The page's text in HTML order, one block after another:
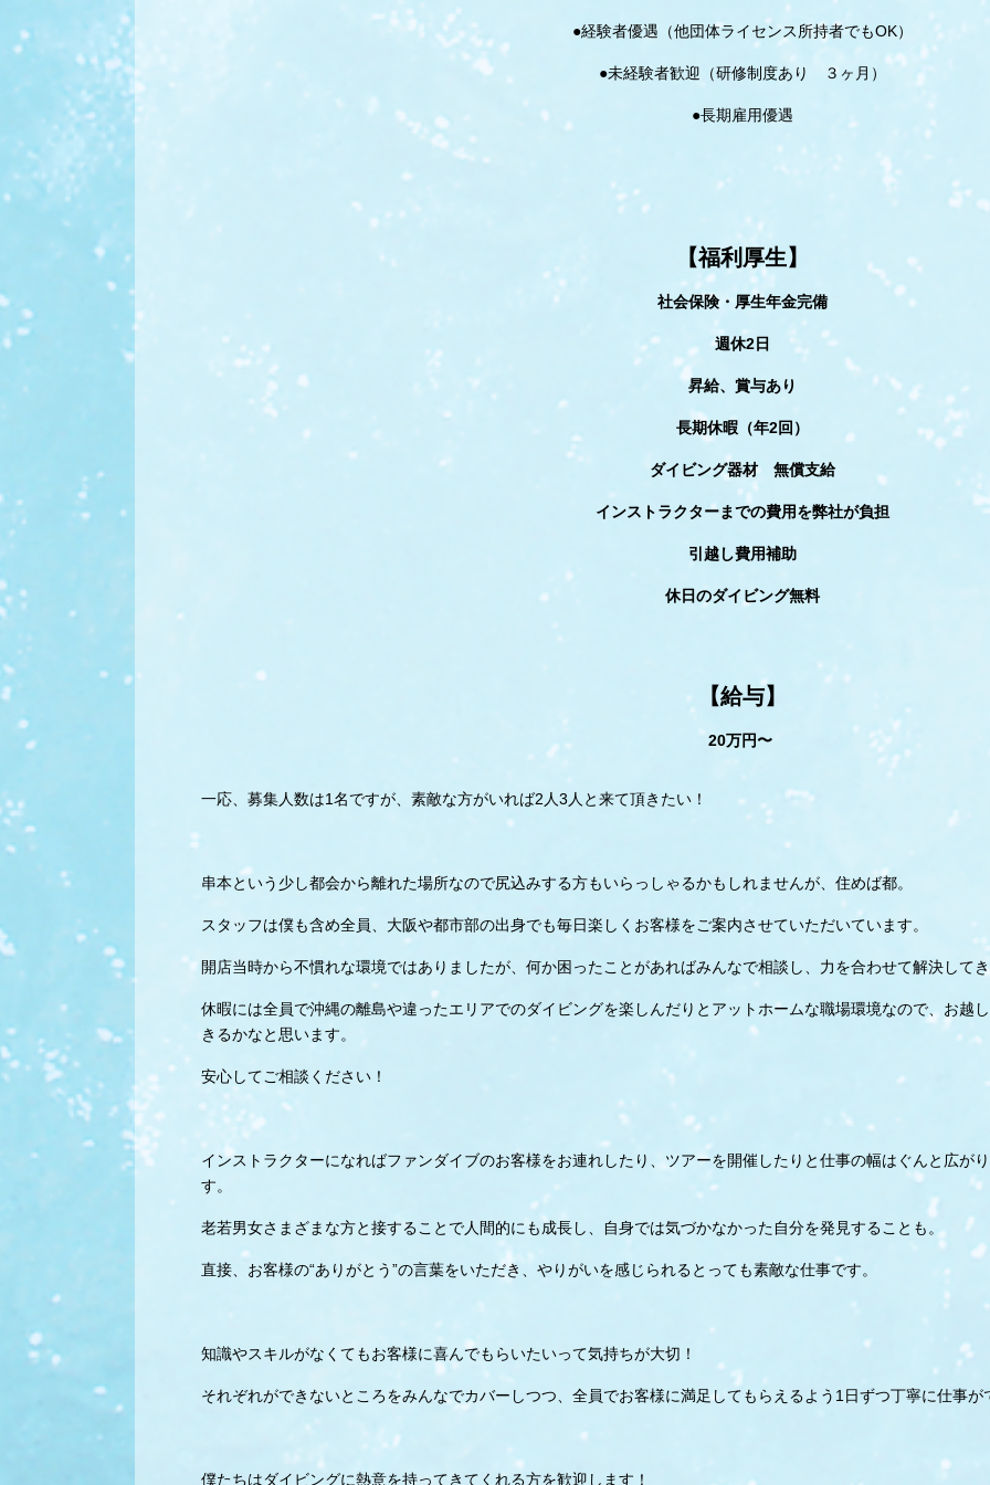
●経験者優遇（他団体ライセンス所持者でもOK）
●未経験者歓迎（研修制度あり ３ヶ月）
●長期雇用優遇
【福利厚生】
社会保険・厚生年金完備
週休2日
昇給、賞与あり
長期休暇（年2回）
ダイビング器材 無償支給
インストラクターまでの費用を弊社が負担
引越し費用補助
休日のダイビング無料
【給与】
20万円〜
一応、募集人数は1名ですが、素敵な方がいれば2人3人と来て頂きたい！
串本という少し都会から離れた場所なので尻込みする方もいらっしゃるかもしれませんが、住めば都。
スタッフは僕も含め全員、大阪や都市部の出身でも毎日楽しくお客様をご案内させていただいています。
開店当時から不慣れな環境ではありましたが、何か困ったことがあればみんなで相談し、力を合わせて解決して
休暇には全員で沖縄の離島や違ったエリアでのダイビングを楽しんだりとアットホームな職場環境なので、お越
きるかなと思います。
安心してご相談ください！
インストラクターになればファンダイブのお客様をお連れしたり、ツアーを開催したりと仕事の幅はぐんと広が
す。
老若男女さまざまな方と接することで人間的にも成長し、自身では気づかなかった自分を発見することも。
直接、お客様の“ありがとう”の言葉をいただき、やりがいを感じられるとっても素敵な仕事です。
知識やスキルがなくてもお客様に喜んでもらいたいって気持ちが大切！
それぞれができないところをみんなでカバーしつつ、全員でお客様に満足してもらえるよう1日ずつ丁寧に仕事
僕たちはダイビングに熱意を持ってきてくれる方を歓迎します！